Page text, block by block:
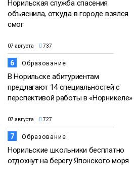
Норильская служба спасения
объяснила, откуда в городе взялся
смог
07 августа 737
6 Образование
В Норильске абитуриентам
предлагают 14 специальностей с
перспективой работы в «Норникеле»
07 августа 727
7 Образование
Норильские школьники бесплатно
отдохнут на берегу Японского моря